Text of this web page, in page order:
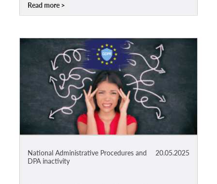
Read more
20.05.2025
National Administrative Procedures and
DPA inactivity